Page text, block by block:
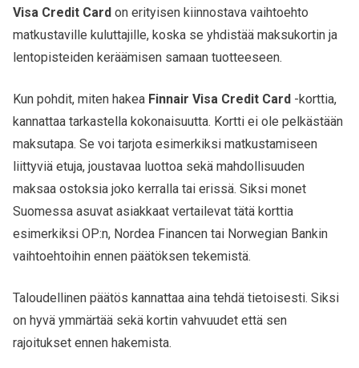
Visa Credit Card on erityisen kiinnostava vaihtoehto
matkustaville kuluttajille, koska se yhdistää maksukortin ja
lentopisteiden keräämisen samaan tuotteeseen.
Kun pohdit, miten hakea Finnair Visa Credit Card -korttia,
kannattaa tarkastella kokonaisuutta. Kortti ei ole pelkästään
maksutapa. Se voi tarjota esimerkiksi matkustamiseen
liittyviä etuja, joustavaa luottoa sekä mahdollisuuden
maksaa ostoksia joko kerralla tai erissä. Siksi monet
Suomessa asuvat asiakkaat vertailevat tätä korttia
esimerkiksi OP:n, Nordea Financen tai Norwegian Bankin
vaihtoehtoihin ennen päätöksen tekemistä.
Taloudellinen päätös kannattaa aina tehdä tietoisesti. Siksi
on hyvä ymmärtää sekä kortin vahvuudet että sen
rajoitukset ennen hakemista.